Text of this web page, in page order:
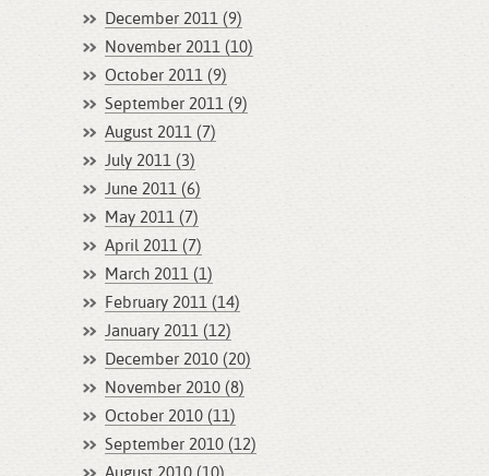
December 2011 (9)
November 2011 (10)
October 2011 (9)
September 2011 (9)
August 2011 (7)
July 2011 (3)
June 2011 (6)
May 2011 (7)
April 2011 (7)
March 2011 (1)
February 2011 (14)
January 2011 (12)
December 2010 (20)
November 2010 (8)
October 2010 (11)
September 2010 (12)